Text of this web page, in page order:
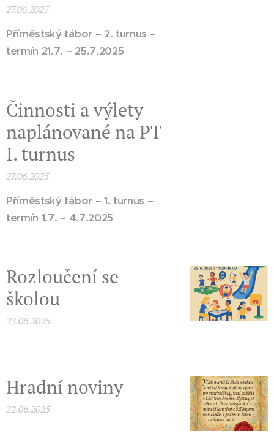
27.06.2025
Příměstský tábor – 2. turnus –
termín 21.7. – 25.7.2025
Činnosti a výlety
naplánované na PT
I. turnus
27.06.2025
Příměstský tábor – 1. turnus –
termín 1.7. – 4.7.2025
Rozloučení se
školou
23.06.2025
Hradní noviny
22.06.2025